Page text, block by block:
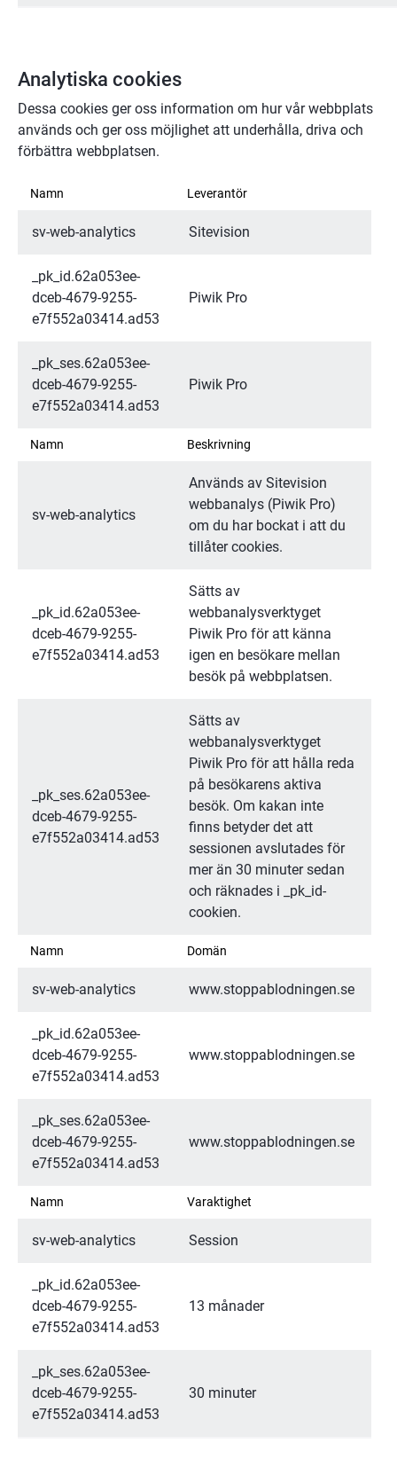
Analytiska cookies
Dessa cookies ger oss information om hur vår webbplats
används och ger oss möjlighet att underhålla, driva och
förbättra webbplatsen.
Analytiska cookies
Namn Leverantör
sv-web-analytics Sitevision
_pk_id.62a053ee-
dceb-4679-9255-
e7f552a03414.ad53
Piwik Pro
_pk_ses.62a053ee-
dceb-4679-9255-
e7f552a03414.ad53
Piwik Pro
Namn Beskrivning
sv-web-analytics
Används av Sitevision
webbanalys (Piwik Pro)
om du har bockat i att du
tillåter cookies.
_pk_id.62a053ee-
dceb-4679-9255-
e7f552a03414.ad53
Sätts av
webbanalysverktyget
Piwik Pro för att känna
igen en besökare mellan
besök på webbplatsen.
_pk_ses.62a053ee-
dceb-4679-9255-
e7f552a03414.ad53
Sätts av
webbanalysverktyget
Piwik Pro för att hålla reda
på besökarens aktiva
besök. Om kakan inte
finns betyder det att
sessionen avslutades för
mer än 30 minuter sedan
och räknades i _pk_id-
cookien.
Namn Domän
sv-web-analytics www.stoppablodningen.se
_pk_id.62a053ee-
dceb-4679-9255-
e7f552a03414.ad53
www.stoppablodningen.se
_pk_ses.62a053ee-
dceb-4679-9255-
e7f552a03414.ad53
www.stoppablodningen.se
Namn Varaktighet
sv-web-analytics Session
_pk_id.62a053ee-
dceb-4679-9255-
e7f552a03414.ad53
13 månader
_pk_ses.62a053ee-
dceb-4679-9255-
e7f552a03414.ad53
30 minuter